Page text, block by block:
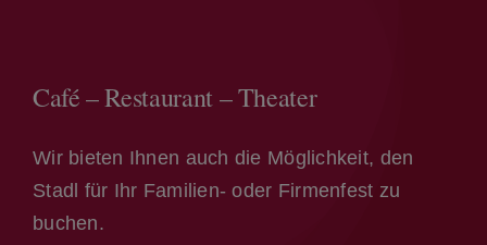
Café – Restaurant – Theater
Wir bieten Ihnen auch die Möglichkeit, den
Stadl für Ihr Familien- oder Firmenfest zu
buchen.